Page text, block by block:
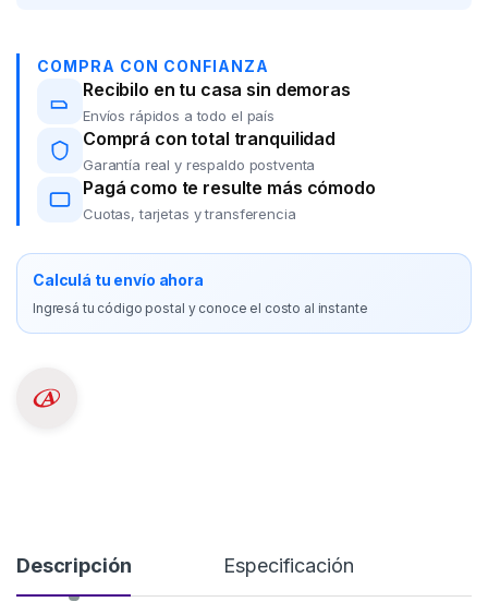
COMPRA CON CONFIANZA
Recibilo en tu casa sin demoras
Envíos rápidos a todo el país
Comprá con total tranquilidad
Garantía real y respaldo postventa
Pagá como te resulte más cómodo
Cuotas, tarjetas y transferencia
Calculá tu envío ahora
Ingresá tu código postal y conoce el costo al instante
Descripción Especificación